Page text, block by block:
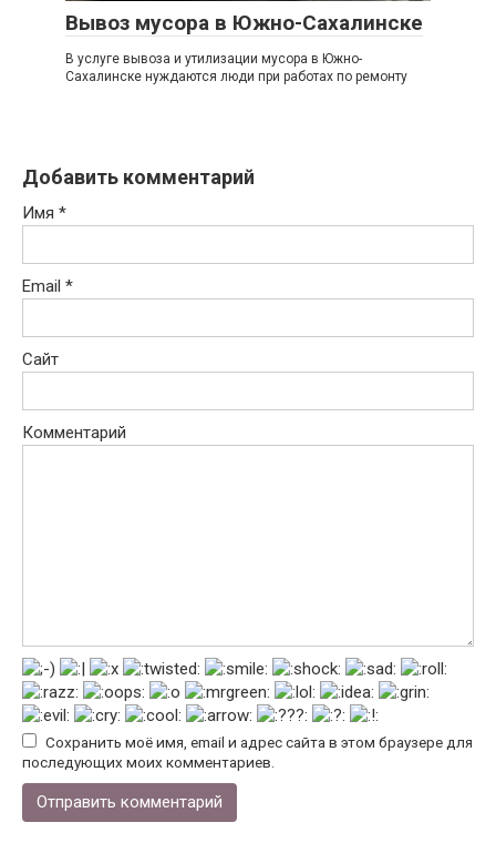
Вывоз мусора в Южно-Сахалинске
В услуге вывоза и утилизации мусора в Южно-
Сахалинске нуждаются люди при работах по ремонту
Добавить комментарий
Имя *
Email *
Сайт
Комментарий
Сохранить моё имя, email и адрес сайта в этом браузере для
последующих моих комментариев.